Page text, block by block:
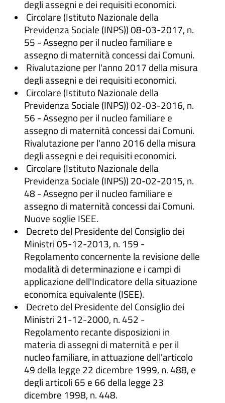
degli assegni e dei requisiti economici.
Circolare (Istituto Nazionale della
Previdenza Sociale (INPS)) 08-03-2017, n.
55 - Assegno per il nucleo familiare e
assegno di maternità concessi dai Comuni.
Rivalutazione per l'anno 2017 della misura
degli assegni e dei requisiti economici.
Circolare (Istituto Nazionale della
Previdenza Sociale (INPS)) 02-03-2016, n.
56 - Assegno per il nucleo familiare e
assegno di maternità concessi dai Comuni.
Rivalutazione per l'anno 2016 della misura
degli assegni e dei requisiti economici.
Circolare (Istituto Nazionale della
Previdenza Sociale (INPS)) 20-02-2015, n.
48 - Assegno per il nucleo familiare e
assegno di maternità concessi dai Comuni.
Nuove soglie ISEE.
Decreto del Presidente del Consiglio dei
Ministri 05-12-2013, n. 159 -
Regolamento concernente la revisione delle
modalità di determinazione e i campi di
applicazione dell'Indicatore della situazione
economica equivalente (ISEE).
Decreto del Presidente del Consiglio dei
Ministri 21-12-2000, n. 452 -
Regolamento recante disposizioni in
materia di assegni di maternità e per il
nucleo familiare, in attuazione dell'articolo
49 della legge 22 dicembre 1999, n. 488, e
degli articoli 65 e 66 della legge 23
dicembre 1998, n. 448.